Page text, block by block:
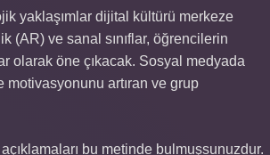
yaklaşımlar dijital kültürü merkeze
(AR) ve sanal sınıflar, öğrencilerin
olarak öne çıkacak. Sosyal medyada
artıran ve grup
bu metinde bulmuşsunuzdur.